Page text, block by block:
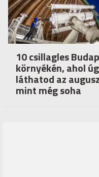
10 csillagles
környékén, ahol
láthatod az
mint még soha